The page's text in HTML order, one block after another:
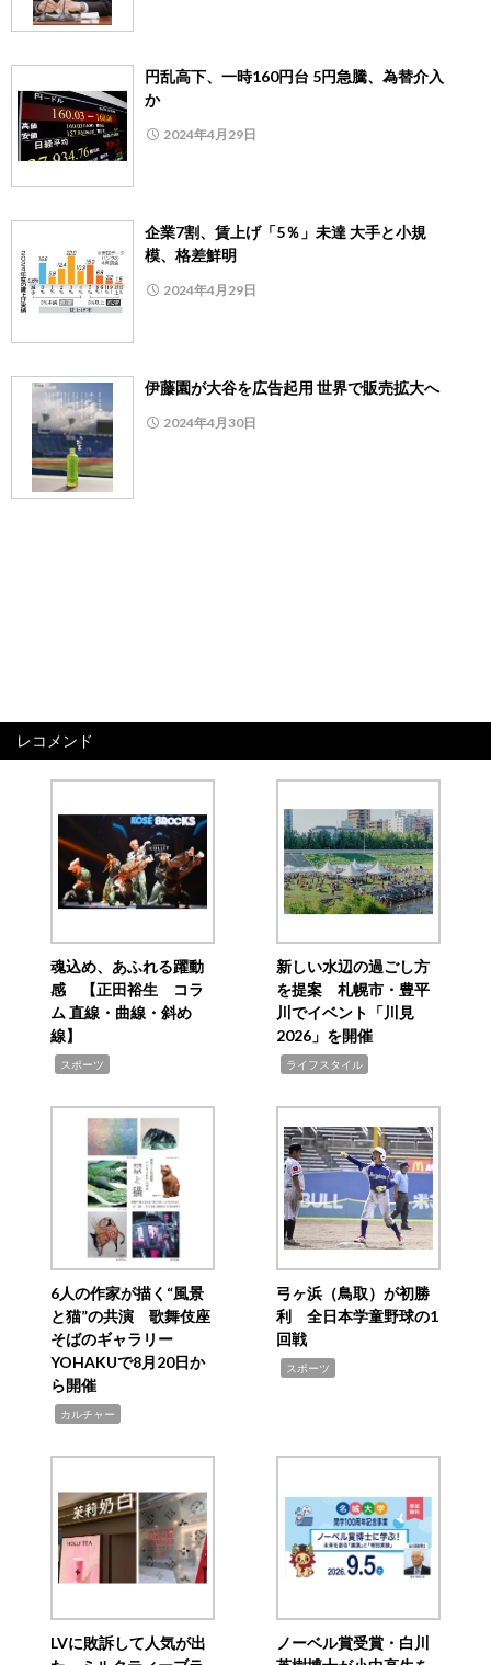
円乱高下、一時160円台 5円急騰、為替介入
か
2024年4月29日
企業7割、賃上げ「5％」未達 大手と小規
模、格差鮮明
2024年4月29日
伊藤園が大谷を広告起用 世界で販売拡大へ
2024年4月30日
レコメンド
魂込め、あふれる躍動
感 【正田裕生 コラ
ム 直線・曲線・斜め
線】
スポーツ
新しい水辺の過ごし方
を提案 札幌市・豊平
川でイベント「川見
2026」を開催
ライフスタイル
6人の作家が描く“風景
と猫”の共演 歌舞伎座
そばのギャラリー
YOHAKUで8月20日か
ら開催
カルチャー
弓ヶ浜（鳥取）が初勝
利 全日本学童野球の1
回戦
スポーツ
LVに敗訴して人気が出
ノーベル賞受賞・白川